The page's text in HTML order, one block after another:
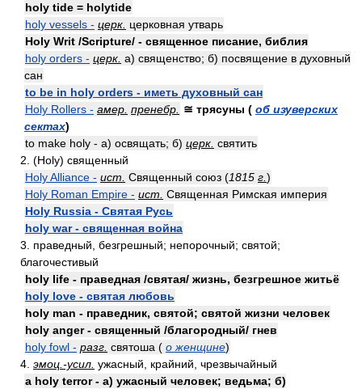
holy tide = holytide
holy vessels - церк. церковная утварь
Holy Writ /Scripture/ - священное писание, библия
holy orders - церк. а) священство; б) посвящение в духовный
сан
to be in holy orders - иметь духовный сан
Holy Rollers - амер. пренебр. ≅ трясуны ( об изуверских
сектах)
to make holy - а) освящать; б) церк. святить
2. (Holy) священный
Holy Alliance - ист. Священный союз (1815 г. )
Holy Roman Empire - ист. Священная Римская империя
Holy Russia - Святая Русь
holy war - священная война
3. праведный, безгрешный; непорочный; святой;
благочестивый
holy life - праведная /святая/ жизнь, безгрешное житьё
holy love - святая любовь
holy man - праведник, святой; святой жизни человек
holy anger - священный /благородный/ гнев
holy fowl - разг. святоша ( о женщине)
4. эмоц.-усил. ужасный, крайний, чрезвычайный
a holy terror - а) ужасный человек; ведьма; б)